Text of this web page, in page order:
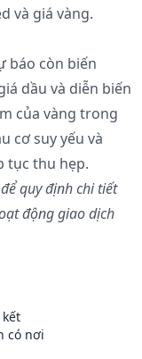
và giá vàng.
báo còn biến
dầu và diễn biến
của vàng trong
cơ suy yếu và
tục thu hẹp.
quy định chi tiết
động giao dịch
có nơi